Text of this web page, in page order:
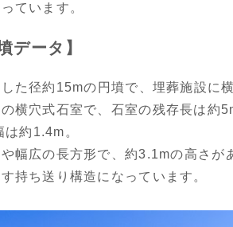
ています。
データ】
た径約15mの円墳で、埋葬施設
横穴式石室で、石室の残存長は約
約1.4m。
幅広の長方形で、約3.1mの高さ
持ち送り構造になっています。